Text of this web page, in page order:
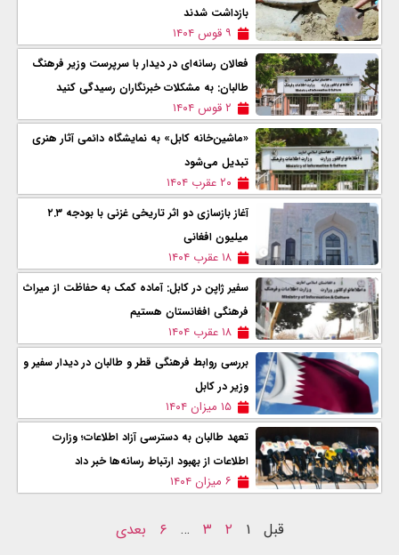
بازداشت شدند
۹ قوس ۱۴۰۴
فعالان رسانه‌ای در دیدار با سرپرست وزیر فرهنگ
طالبان: به مشکلات خبرنگاران رسیدگی کنید
۲ قوس ۱۴۰۴
«ماشین‌خانه کابل» به نمایشگاه‌ دائمی آثار هنری
تبدیل می‌شود
۲۰ عقرب ۱۴۰۴
آغاز بازسازی دو اثر تاریخی غزنی با بودجه ۲.۳
میلیون افغانی
۱۸ عقرب ۱۴۰۴
سفیر ژاپن در کابل: آماده کمک به حفاظت از میراث
فرهنگی افغانستان هستیم
۱۸ عقرب ۱۴۰۴
بررسی روابط فرهنگی قطر و طالبان در دیدار سفیر و
وزیر در کابل
۱۵ میزان ۱۴۰۴
تعهد طالبان به دسترسی آزاد اطلاعات؛ وزارت
اطلاعات از بهبود ارتباط رسانه‌ها خبر داد
۶ میزان ۱۴۰۴
قبل ۱ ۲ ۳ … ۶ بعدی